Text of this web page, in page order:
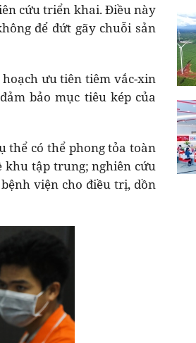
cứu triển khai. Điều này
để đứt gãy chuỗi sản
ưu tiên tiêm vắc-xin
bảo mục tiêu kép của
thể có thể phong tỏa toàn
khu tập trung; nghiên cứu
viện cho điều trị, dồn